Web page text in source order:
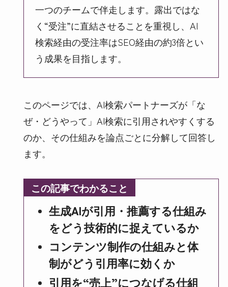
一つのチームで伴走します。露出ではな
く“受注”に直結させることを重視し、AI
検索経由の受注率はSEO経由の約3倍とい
う成果を目指します。
このページでは、AI検索パートナーズが「な
ぜ・どうやって」AI検索に引用されやすくする
のか、その仕組みを論点ごとに分解して回答し
ます。
この記事でわかること
生成AIが引用・推薦する仕組み
をどう技術的に捉えているか
コンテンツ制作の仕組みと体
制がどう引用率に効くか
引用を“売上”につなげる仕組